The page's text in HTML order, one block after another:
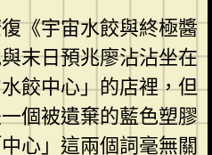
《宇宙水餃與終極醬
末日預兆廖沾沾坐在
餃中心」的店裡，但
個被遺棄的藍色塑膠
心」這兩個詞毫無關